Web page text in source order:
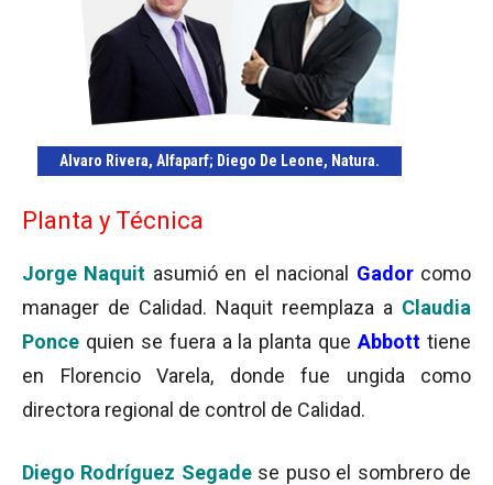
Alvaro Rivera, Alfaparf; Diego De Leone, Natura.
Planta y Técnica
Jorge Naquit asumió en el nacional Gador como
manager de Calidad. Naquit reemplaza a Claudia
Ponce quien se fuera a la planta queAbbott tiene
en Florencio Varela, donde fue ungida como
directora regional de control de Calidad.
Diego Rodríguez Segade se puso el sombrero de